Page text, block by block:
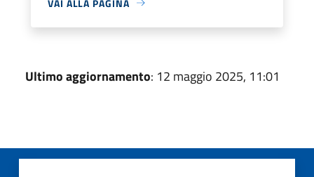
Ultimo aggiornamento: 12 maggio 2025, 11:01